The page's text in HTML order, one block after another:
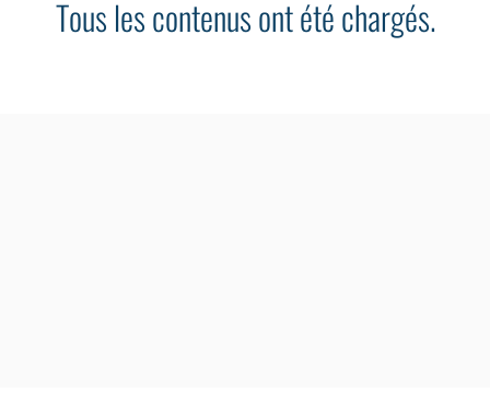
Tous les contenus ont été chargés.